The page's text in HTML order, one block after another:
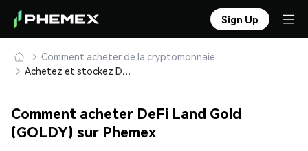
Sign Up
Comment acheter de la cryptomonnaie
Achetez et stockez DeFi Land Gold (GOLDY) en toute sécurité
Comment acheter DeFi Land Gold
(GOLDY) sur Phemex